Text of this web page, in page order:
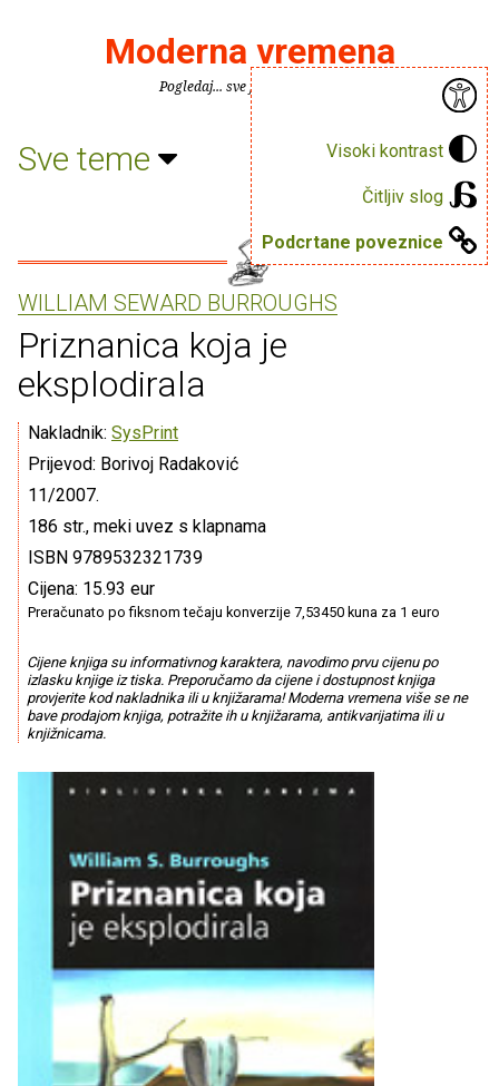
Visoki kontrast
Čitljiv slog
Podcrtane poveznice
Moderna vremena
Pogledaj... sve je puno knjiga.
Sve teme
WILLIAM SEWARD BURROUGHS
Priznanica koja je
eksplodirala
Nakladnik: SysPrint
Prijevod: Borivoj Radaković
11/2007.
186 str., meki uvez s klapnama
ISBN 9789532321739
Cijena: 15.93 eur
Preračunato po fiksnom tečaju konverzije 7,53450 kuna za 1 euro
Cijene knjiga su informativnog karaktera, navodimo prvu cijenu po
izlasku knjige iz tiska. Preporučamo da cijene i dostupnost knjiga
provjerite kod nakladnika ili u knjižarama! Moderna vremena više se ne
bave prodajom knjiga, potražite ih u knjižarama, antikvarijatima ili u
knjižnicama.